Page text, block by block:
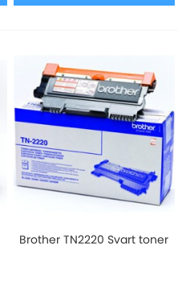
Brother TN2220 Svart toner